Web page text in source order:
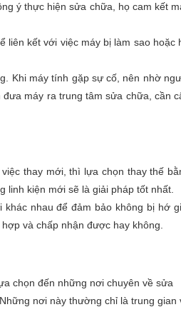
ý thực hiện sửa chữa, họ cam kết
liên kết với việc máy bị làm sao hoặc
Khi máy tính gặp sự cố, nên nhờ
máy ra trung tâm sửa chữa, cần
thay mới, thì lựa chọn thay thế
kiện mới sẽ là giải pháp tốt nhất.
nhau để đảm bảo không bị hớ
và chấp nhận được hay không.
chọn đến những nơi chuyên về sửa
nơi này thường chỉ là trung gian